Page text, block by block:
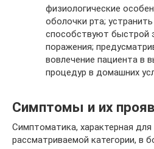
физиологические
оболочки рта;
способствуют быстрой
поражения;
вовлечение пациента в
процедур в домашних
Симптомы и их
Симптоматика, характерная для
рассматриваемой категории, в